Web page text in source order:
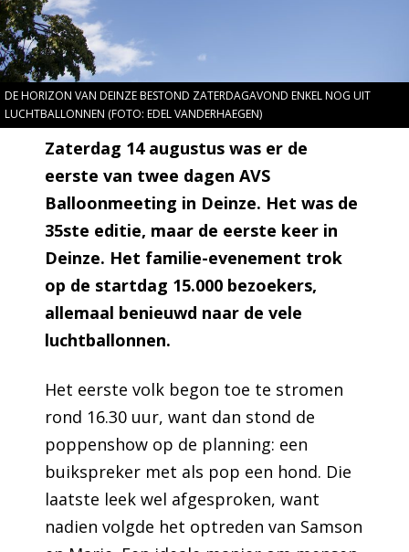
DE HORIZON VAN DEINZE BESTOND ZATERDAGAVOND ENKEL NOG UIT
LUCHTBALLONNEN (FOTO: EDEL VANDERHAEGEN)
Zaterdag 14 augustus was er de
eerste van twee dagen AVS
Balloonmeeting in Deinze. Het was de
35ste editie, maar de eerste keer in
Deinze. Het familie-evenement trok
op de startdag 15.000 bezoekers,
allemaal benieuwd naar de vele
luchtballonnen.
Het eerste volk begon toe te stromen
rond 16.30 uur, want dan stond de
poppenshow op de planning: een
buikspreker met als pop een hond. Die
laatste leek wel afgesproken, want
nadien volgde het optreden van Samson